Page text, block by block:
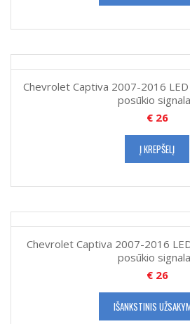
Chevrolet Captiva 2007-2016
posūkio
€26
Į KREPŠELĮ
Chevrolet Captiva 2007-2016
posūkio
€26
IŠANKSTINIS